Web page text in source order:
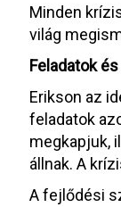
Minden
világ
Feladatok
Erikson az
feladatok
megkapjuk,
állnak. A
A fejlődési